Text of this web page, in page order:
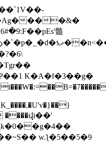
���&�
髓
K�A�f�3��g�
����վi��'
w.ƪ�5��5�9